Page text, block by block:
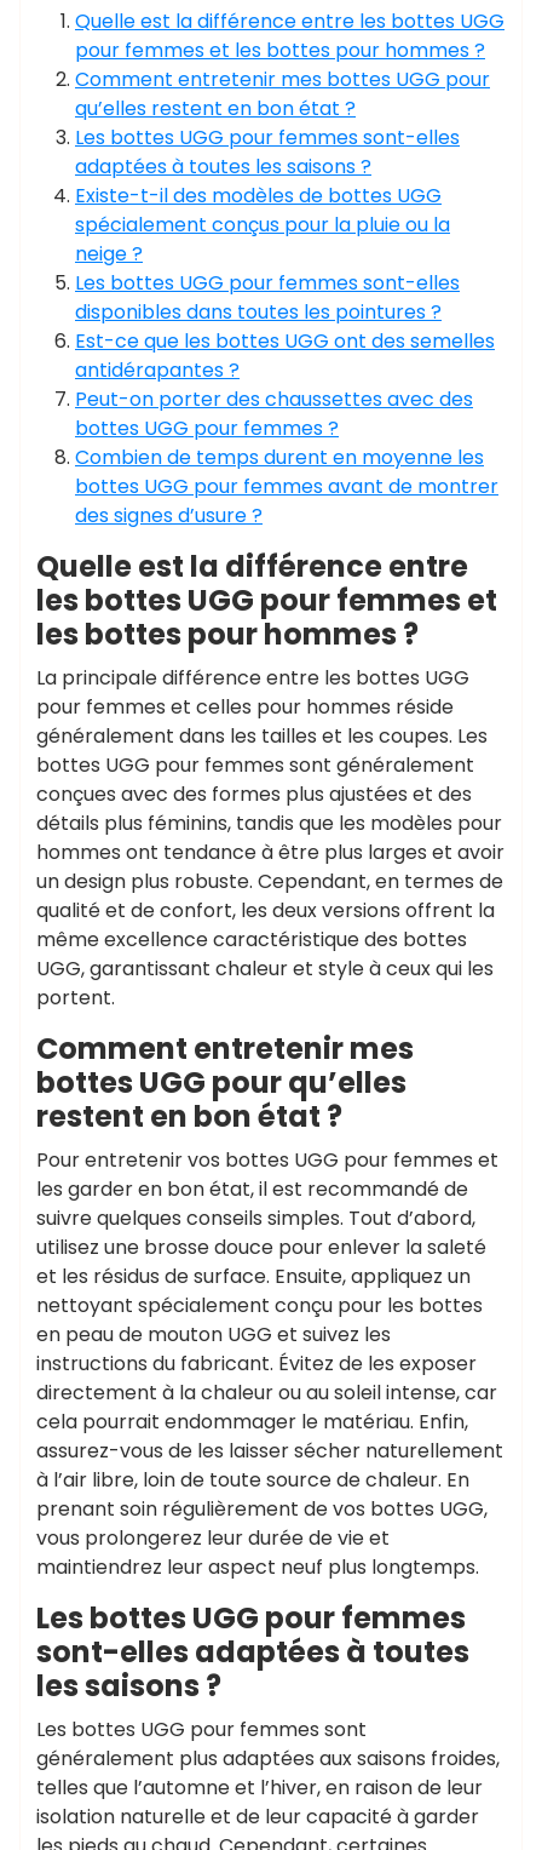
Quelle est la différence entre les bottes UGG
pour femmes et les bottes pour hommes ?
Comment entretenir mes bottes UGG pour
qu’elles restent en bon état ?
Les bottes UGG pour femmes sont-elles
adaptées à toutes les saisons ?
Existe-t-il des modèles de bottes UGG
spécialement conçus pour la pluie ou la
neige ?
Les bottes UGG pour femmes sont-elles
disponibles dans toutes les pointures ?
Est-ce que les bottes UGG ont des semelles
antidérapantes ?
Peut-on porter des chaussettes avec des
bottes UGG pour femmes ?
Combien de temps durent en moyenne les
bottes UGG pour femmes avant de montrer
des signes d’usure ?
Quelle est la différence entre
les bottes UGG pour femmes et
les bottes pour hommes ?
La principale différence entre les bottes UGG
pour femmes et celles pour hommes réside
généralement dans les tailles et les coupes. Les
bottes UGG pour femmes sont généralement
conçues avec des formes plus ajustées et des
détails plus féminins, tandis que les modèles pour
hommes ont tendance à être plus larges et avoir
un design plus robuste. Cependant, en termes de
qualité et de confort, les deux versions offrent la
même excellence caractéristique des bottes
UGG, garantissant chaleur et style à ceux qui les
portent.
Comment entretenir mes
bottes UGG pour qu’elles
restent en bon état ?
Pour entretenir vos bottes UGG pour femmes et
les garder en bon état, il est recommandé de
suivre quelques conseils simples. Tout d’abord,
utilisez une brosse douce pour enlever la saleté
et les résidus de surface. Ensuite, appliquez un
nettoyant spécialement conçu pour les bottes
en peau de mouton UGG et suivez les
instructions du fabricant. Évitez de les exposer
directement à la chaleur ou au soleil intense, car
cela pourrait endommager le matériau. Enfin,
assurez-vous de les laisser sécher naturellement
à l’air libre, loin de toute source de chaleur. En
prenant soin régulièrement de vos bottes UGG,
vous prolongerez leur durée de vie et
maintiendrez leur aspect neuf plus longtemps.
Les bottes UGG pour femmes
sont-elles adaptées à toutes
les saisons ?
Les bottes UGG pour femmes sont
généralement plus adaptées aux saisons froides,
telles que l’automne et l’hiver, en raison de leur
isolation naturelle et de leur capacité à garder